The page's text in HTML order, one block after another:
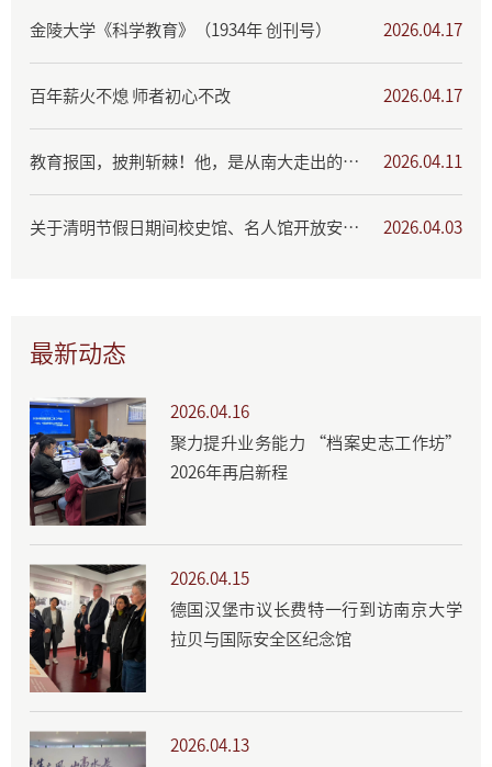
金陵大学《科学教育》（1934年 创刊号） 2026.04.17
百年薪火不熄 师者初心不改 2026.04.17
教育报国，披荆斩棘！他，是从南大走出的教育家与革命者 2026.04.11
关于清明节假日期间校史馆、名人馆开放安排的公告 2026.04.03
最新动态
2026.04.16
聚力提升业务能力 “档案史志工作坊”
2026年再启新程
2026.04.15
德国汉堡市议长费特一行到访南京大学
拉贝与国际安全区纪念馆
2026.04.13